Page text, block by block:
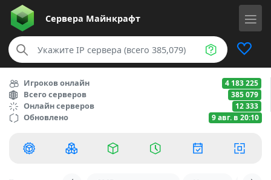
Сервера Майнкрафт
Игроков онлайн 4 183 225
Всего серверов 385 079
Онлайн серверов 12 333
Обновлено 9 авг. в 20:10